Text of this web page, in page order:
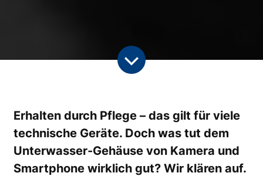
Erhalten durch Pflege – das gilt für viele
technische Geräte. Doch was tut dem
Unterwasser-Gehäuse von Kamera und
Smartphone wirklich gut? Wir klären auf.